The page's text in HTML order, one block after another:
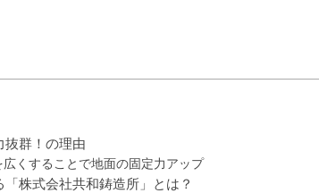
抜群！の理由
くすることで地面の固定力アップ
株式会社共和鋳造所」とは？